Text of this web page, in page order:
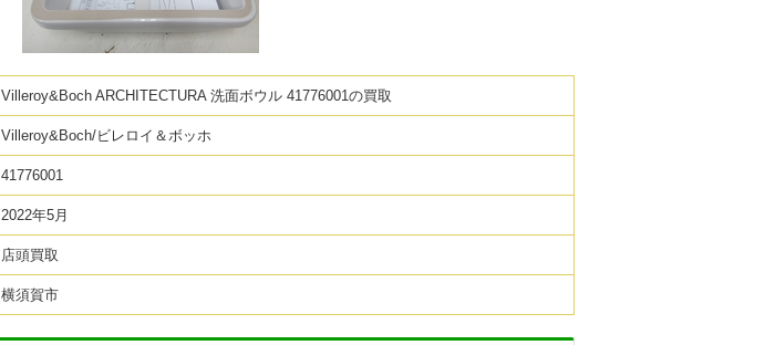
Villeroy&Boch ARCHITECTURA 洗面ボウル 41776001の買取
Villeroy&Boch/ビレロイ＆ボッホ
41776001
2022年5月
店頭買取
横須賀市